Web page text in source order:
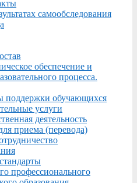
самообследования
обеспечение и
процесса.
поддержки обучающихся
услуги
деятельность
приема (перевода)
профессионального